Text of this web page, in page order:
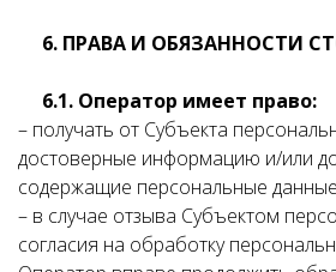
6. ПРАВА И ОБЯЗАННОСТИ
6.1. Оператор имеет право:
– получать от Субъекта
достоверные информацию и/или
содержащие персональные
– в случае отзыва Субъектом
согласия на обработку